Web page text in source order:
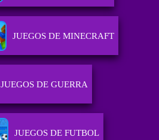
JUEGOS DE MINECRAFT
JUEGOS DE GUERRA
JUEGOS DE FUTBOL